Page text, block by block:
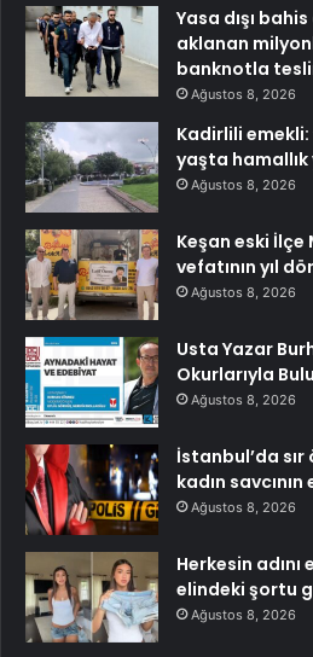
Yasa dışı
aklanan
banknotla
Ağustos 8, 2026
Kadirlili emekli:
yaşta hamallık
Ağustos 8, 2026
Keşan eski İlçe
vefatının yıl
Ağustos 8, 2026
Usta Yazar
Okurlarıyla
Ağustos 8, 2026
İstanbul’da sır
kadın
Ağustos 8, 2026
Herkesin
elindeki şortu
Ağustos 8, 2026